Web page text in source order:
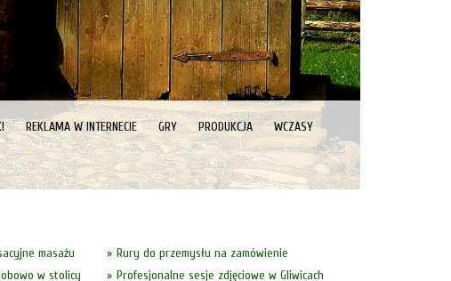
REKLAMA W INTERNECIE GRY PRODUKCJA WCZASY
Rury do przemysłu na zamówienie
masażu
Profesjonalne sesje zdjęciowe w Gliwicach
w stolicy